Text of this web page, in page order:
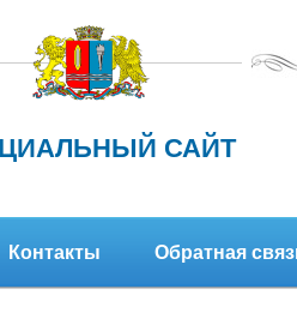
САЙТ
Контакты Обратная